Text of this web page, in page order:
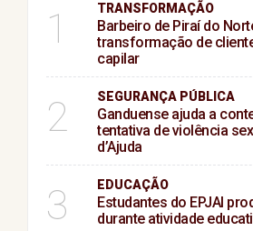
1 TRANSFORMAÇÃO
Barbeiro de Piraí do
transformação de
capilar
2 SEGURANÇA PÚBLICA
Ganduense ajuda a
tentativa de violência
d’Ajuda
3 EDUCAÇÃO
Estudantes do EPJAI
durante atividade